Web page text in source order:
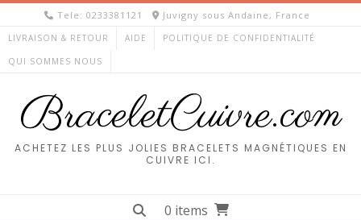
Skip
content
Tele: 0233381121 Juvigny sous Andaine, France
LIVRAISON & RETOUR AIDE POLITIQUE DE CONFIDENTIALITÉ
QUI SOMMES NOUS
BraceletCuivre.com
ACHETEZ LES PLUS JOLIES BRACELETS MAGNÉTIQUES EN
CUIVRE ICI.
0 items